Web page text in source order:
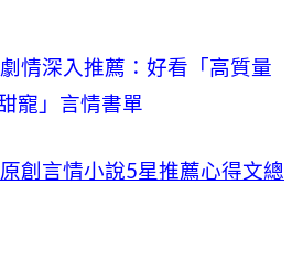
情深入推薦：好看「高質量
寵」言情書單
創言情小說5星推薦心得文總